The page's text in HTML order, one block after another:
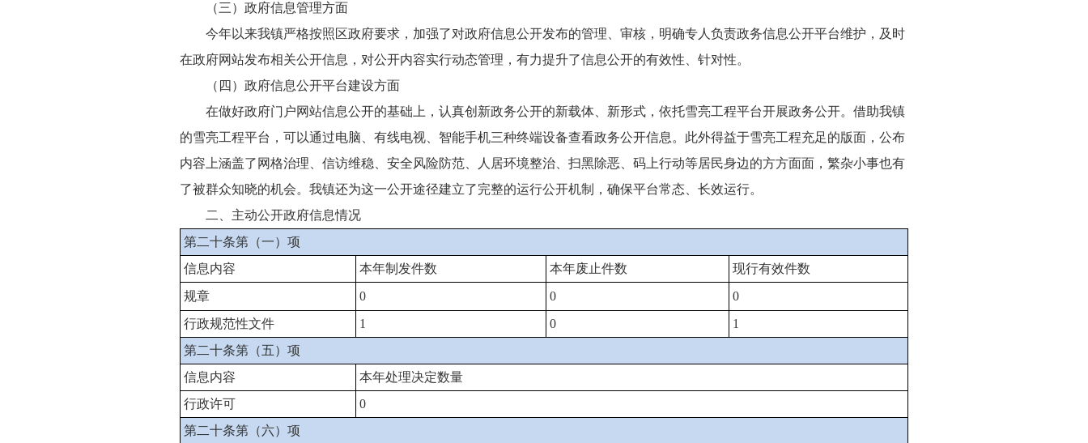
（三）政府信息管理方面
今年以来我镇严格按照区政府要求，加强了对政府信息公开发布的管理、审核，明确专人负责政务信息公开平台维护，及时
在政府网站发布相关公开信息，对公开内容实行动态管理，有力提升了信息公开的有效性、针对性。
（四）政府信息公开平台建设方面
在做好政府门户网站信息公开的基础上，认真创新政务公开的新载体、新形式，依托雪亮工程平台开展政务公开。借助我镇
的雪亮工程平台，可以通过电脑、有线电视、智能手机三种终端设备查看政务公开信息。此外得益于雪亮工程充足的版面，公布
内容上涵盖了网格治理、信访维稳、安全风险防范、人居环境整治、扫黑除恶、码上行动等居民身边的方方面面，繁杂小事也有
了被群众知晓的机会。我镇还为这一公开途径建立了完整的运行公开机制，确保平台常态、长效运行。
二、主动公开政府信息情况
第二十条第（一）项
信息内容
本年制发件数 本年废止件数
现行有效件数
规章
0 0
0
行政规范性文件
1 0
1
第二十条第（五）项
信息内容
本年处理决定数量
行政许可
0
第二十条第（六）项